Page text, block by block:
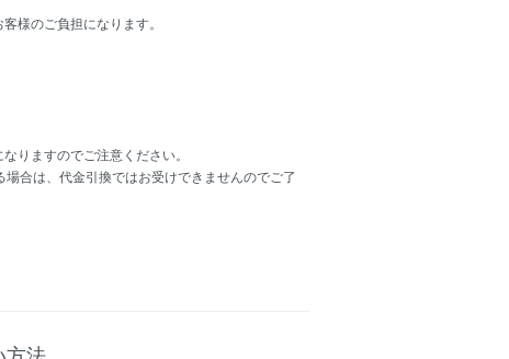
様のご負担になります。
りますのでご注意ください。
合は、代金引換ではお受けできませんのでご了